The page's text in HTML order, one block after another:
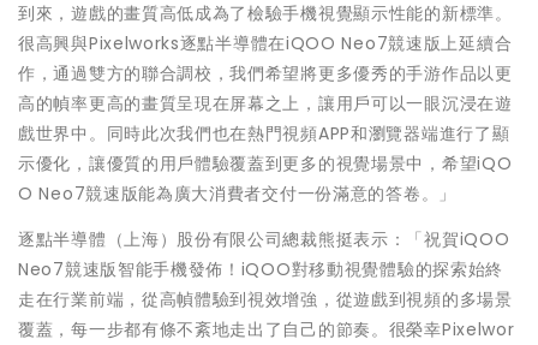
到來，遊戲的畫質高低成為了檢驗手機視覺顯示性能的新標準。
很高興與Pixelworks逐點半導體在iQOO Neo7競速版上延續合
作，通過雙方的聯合調校，我們希望將更多優秀的手游作品以更
高的幀率更高的畫質呈現在屏幕之上，讓用戶可以一眼沉浸在遊
戲世界中。同時此次我們也在熱門視頻APP和瀏覽器端進行了顯
示優化，讓優質的用戶體驗覆蓋到更多的視覺場景中，希望iQO
O Neo7競速版能為廣大消費者交付一份滿意的答卷。」
逐點半導體（上海）股份有限公司總裁熊挺表示：「祝賀iQOO
Neo7競速版智能手機發佈！iQOO對移動視覺體驗的探索始終
走在行業前端，從高幀體驗到視效增強，從遊戲到視頻的多場景
覆蓋，每一步都有條不紊地走出了自己的節奏。很榮幸Pixelwor